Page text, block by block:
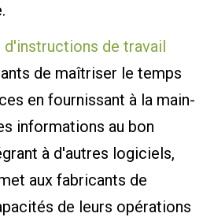
de travail
de maîtriser le temps
en fournissant à la main-
informations au bon
à d'autres logiciels,
aux fabricants de
de leurs opérations